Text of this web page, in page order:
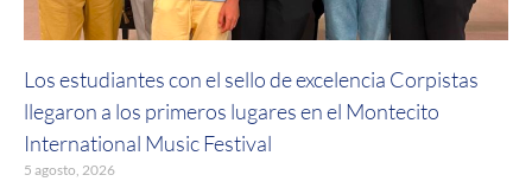
Los estudiantes con el sello de excelencia Corpistas
llegaron a los primeros lugares en el Montecito
International Music Festival
5 agosto, 2026